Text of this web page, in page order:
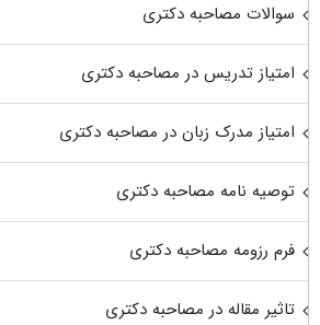
سوالات مصاحبه دکتری
امتیاز تدریس در مصاحبه دکتری
امتیاز مدرک زبان در مصاحبه دکتری
توصیه نامه مصاحبه دکتری
فرم رزومه مصاحبه دکتری
تاثیر مقاله در مصاحبه دکتری